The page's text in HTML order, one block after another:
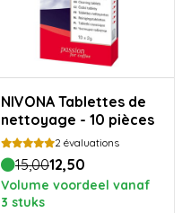
NIVONA Tablettes de
nettoyage - 10 pièces
2 évaluations
15,0012,50
Volume voordeel vanaf
3 stuks